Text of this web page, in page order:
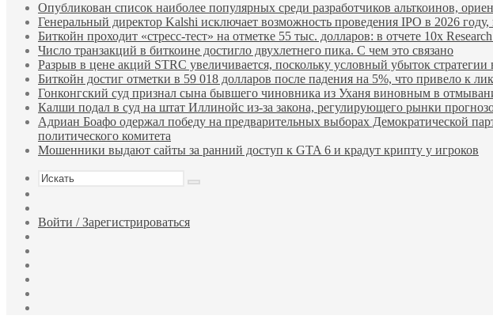
Опубликован список наиболее популярных среди разработчиков альткоинов,
Генеральный директор Kalshi исключает возможность проведения IPO в 2026
Биткойн проходит «стресс-тест» на отметке 55 тыс. долларов: в отчете 10x
Число транзакций в биткоине достигло двухлетнего пика. С чем это связано
Разрыв в цене акций STRC увеличивается, поскольку условный убыток
Биткойн достиг отметки в 59 018 долларов после падения на 5%, что привело к
Гонконгский суд признал сына бывшего чиновника из Уханя виновным в
Калши подал в суд на штат Иллинойс из-за закона, регулирующего рынки
Адриан Боафо одержал победу на предварительных выборах Демократической
политического комитета
Мошенники выдают сайты за ранний доступ к GTA 6 и крадут крипту у игроков
Искать
статья
Войти / Зарегистрироваться